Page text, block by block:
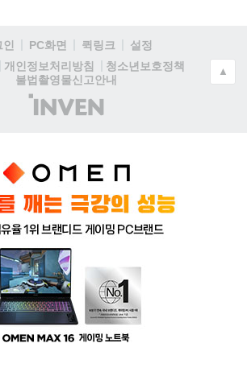
인 PC화면 퀵링크
설정
개인정보처리방침
청소년보호정책
불법촬영물신고안내
(주)
인
▲